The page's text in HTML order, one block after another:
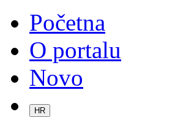
Početna
O portalu
Novo
HR